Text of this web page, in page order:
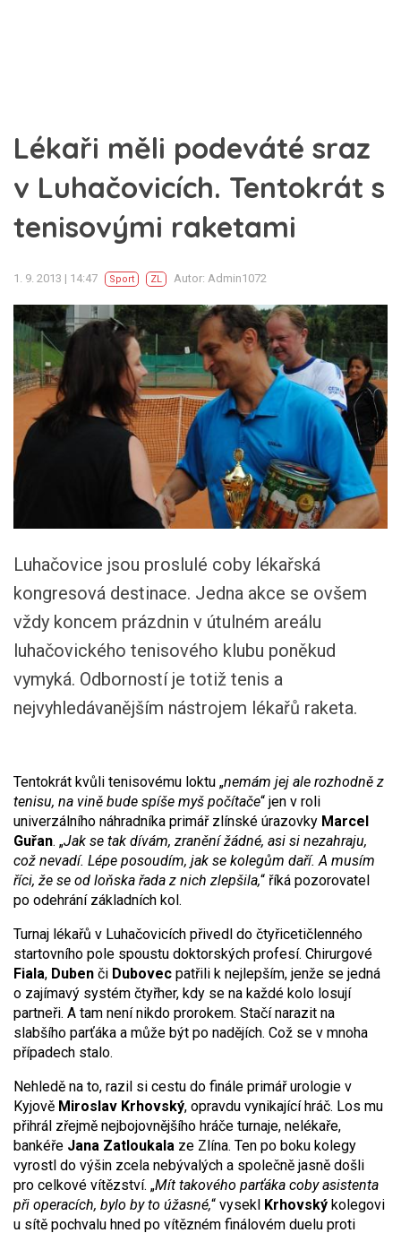
Lékaři měli podeváté sraz
v Luhačovicích. Tentokrát s
tenisovými raketami
1. 9. 2013 | 14:47 Sport ZL Autor: Admin1072
Luhačovice jsou proslulé coby lékařská
kongresová destinace. Jedna akce se ovšem
vždy koncem prázdnin v útulném areálu
luhačovického tenisového klubu poněkud
vymyká. Odborností je totiž tenis a
nejvyhledávanějším nástrojem lékařů raketa.
Tentokrát kvůli tenisovému loktu „nemám jej ale rozhodně z
tenisu, na vině bude spíše myš počítače“ jen v roli
univerzálního náhradníka primář zlínské úrazovky Marcel
Guřan. „Jak se tak dívám, zranění žádné, asi si nezahraju,
což nevadí. Lépe posoudím, jak se kolegům daří. A musím
říci, že se od loňska řada z nich zlepšila,“ říká pozorovatel
po odehrání základních kol.
Turnaj lékařů v Luhačovicích přivedl do čtyřicetičlenného
startovního pole spoustu doktorských profesí. Chirurgové
Fiala, Duben či Dubovec patřili k nejlepším, jenže se jedná
o zajímavý systém čtyřher, kdy se na každé kolo losují
partneři. A tam není nikdo prorokem. Stačí narazit na
slabšího parťáka a může být po nadějích. Což se v mnoha
případech stalo.
Nehledě na to, razil si cestu do finále primář urologie v
Kyjově Miroslav Krhovský, opravdu vynikající hráč. Los mu
přihrál zřejmě nejbojovnějšího hráče turnaje, nelékaře,
bankéře Jana Zatloukala ze Zlína. Ten po boku kolegy
vyrostl do výšin zcela nebývalých a společně jasně došli
pro celkové vítězství. „Mít takového parťáka coby asistenta
při operacích, bylo by to úžasné,“ vysekl Krhovský kolegovi
u sítě pochvalu hned po vítězném finálovém duelu proti